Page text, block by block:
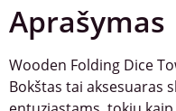
Aprašymas
Wooden Folding Dice
Bokštas tai aksesuaras